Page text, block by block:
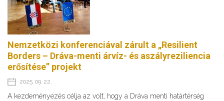
Nemzetközi konferenciával zárult a „Resilient
Borders – Dráva-menti árvíz- és aszályreziliencia
erősítése” projekt
2025. 09. 22.
A kezdeményezés célja az volt, hogy a Dráva menti határtérség